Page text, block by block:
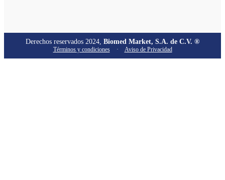
Derechos reservados 2024, Biomed Market, S.A. de C.V. ®
Términos y condiciones · Aviso de Privacidad